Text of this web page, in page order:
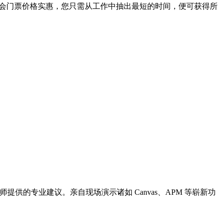
门票价格实惠，您只需从工作中抽出最短的时间，便可获得所
提供的专业建议。亲自现场演示诸如 Canvas、APM 等崭新功